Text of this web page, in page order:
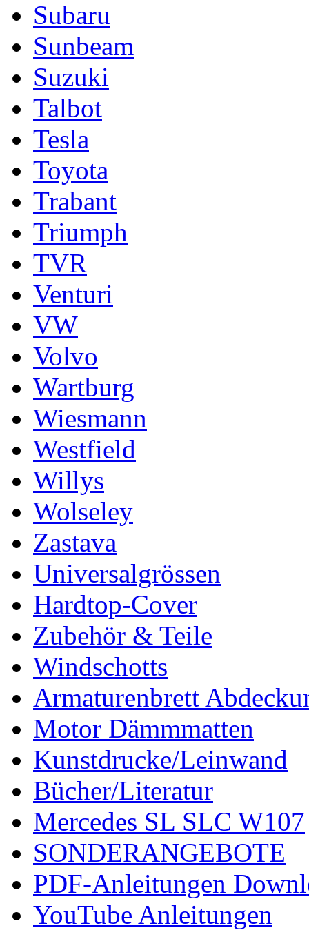
Subaru
Sunbeam
Suzuki
Talbot
Tesla
Toyota
Trabant
Triumph
TVR
Venturi
VW
Volvo
Wartburg
Wiesmann
Westfield
Willys
Wolseley
Zastava
Universalgrössen
Hardtop-Cover
Zubehör & Teile
Windschotts
Armaturenbrett
Motor Dämmmatten
Kunstdrucke/Leinwand
Bücher/Literatur
Mercedes SL SLC W107
SONDERANGEBOTE
PDF-Anleitungen
YouTube Anleitungen